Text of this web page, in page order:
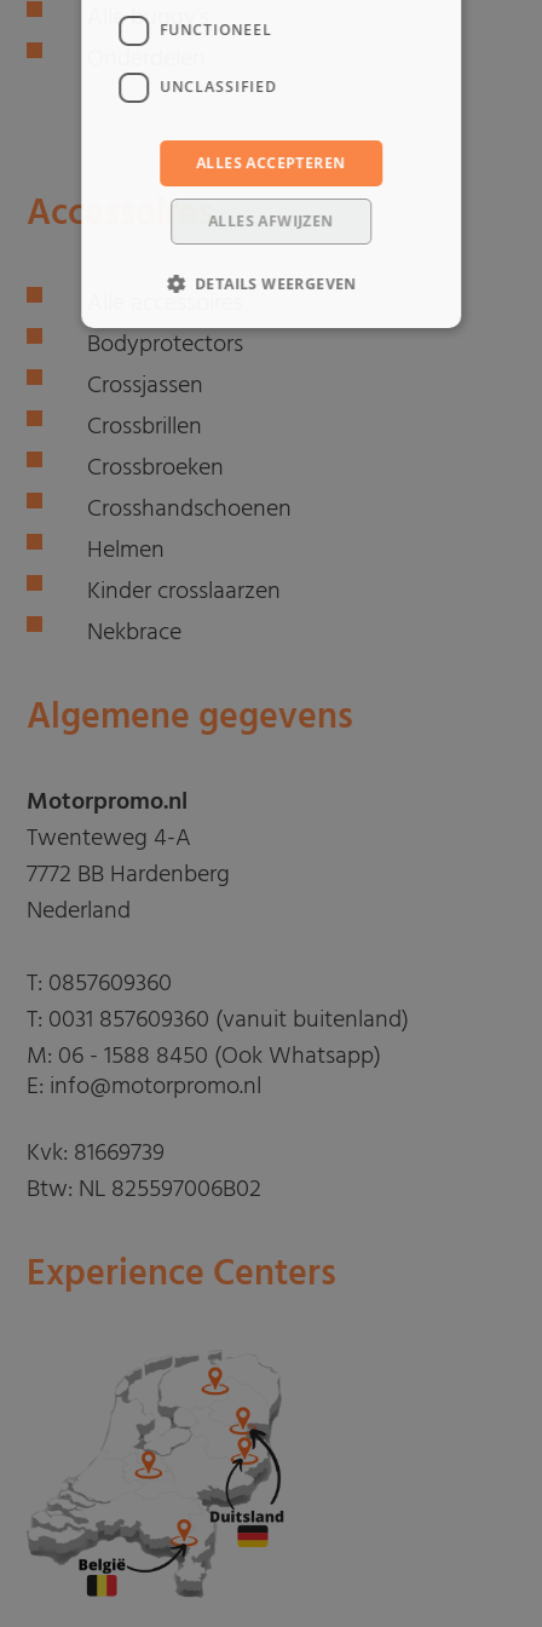
Alle buggy's
Onderdelen
Accessoires
Alle accessoires
Bodyprotectors
Crossjassen
Crossbrillen
Crossbroeken
Crosshandschoenen
Helmen
Kinder crosslaarzen
Nekbrace
Algemene gegevens
Motorpromo.nl
Twenteweg 4-A
7772 BB Hardenberg
Nederland
T: 0857609360
T: 0031 857609360 (vanuit buitenland)
M: 06 - 1588 8450 (Ook Whatsapp)
E: info@motorpromo.nl
Kvk: 81669739
Btw: NL 825597006B02
Experience Centers
FUNCTIONEEL
UNCLASSIFIED
ALLES ACCEPTEREN
ALLES AFWIJZEN
DETAILS WEERGEVEN